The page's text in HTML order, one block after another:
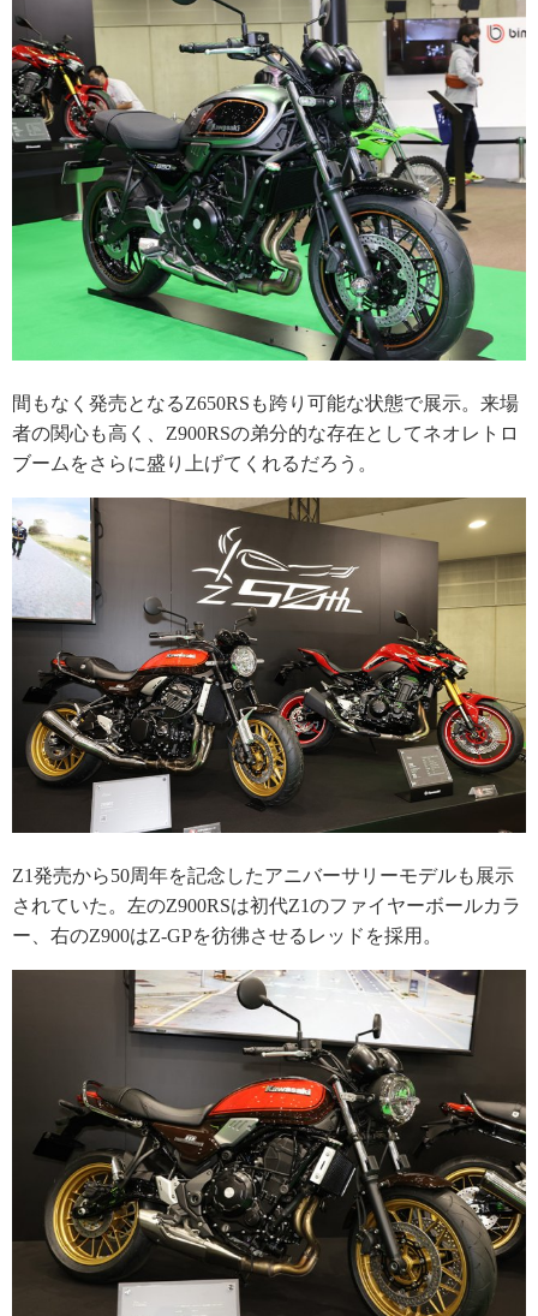
間もなく発売となるZ650RSも跨り可能な状態で展示。来場
者の関心も高く、Z900RSの弟分的な存在としてネオレトロ
ブームをさらに盛り上げてくれるだろう。
Z1発売から50周年を記念したアニバーサリーモデルも展示
されていた。左のZ900RSは初代Z1のファイヤーボールカラ
ー、右のZ900はZ-GPを彷彿させるレッドを採用。